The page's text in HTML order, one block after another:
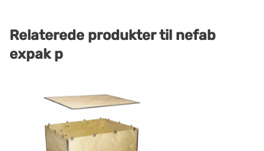
Relaterede produkter til nefab
expak p